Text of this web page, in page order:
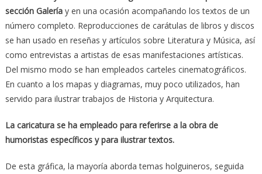
sección Galeríay en una ocasión acompañando los textos de un
número completo. Reproducciones de carátulas de libros y discos
se han usado en reseñas y artículos sobre Literatura y Música, así
como entrevistas a artistas de esas manifestaciones artísticas.
Del mismo modo se han empleados carteles cinematográficos.
En cuanto a los mapas y diagramas, muy poco utilizados, han
servido para ilustrar trabajos de Historia y Arquitectura.
La caricatura se ha empleado para referirse a la obra de
humoristas específicos y para ilustrar textos.
De esta gráfica, la mayoría aborda temas holguineros, seguida